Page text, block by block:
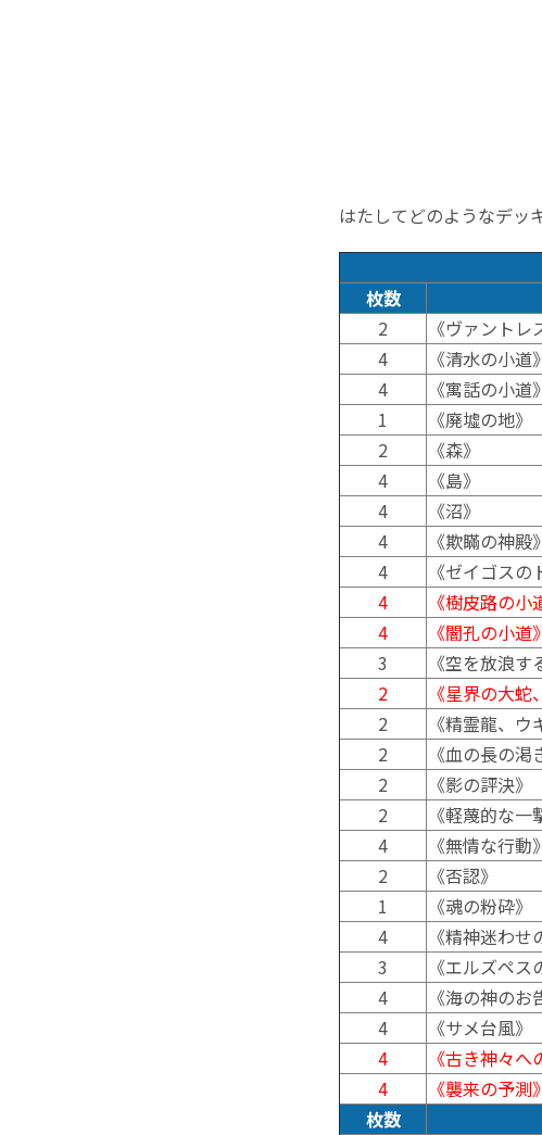
はたしてどのようなデッ
枚数
2
《ヴァントレ
4
《清水の小道》
4
《寓話の小道》
1
《廃墟の地》
2
《森》
4
《島》
4
《沼》
4
《欺瞞の神殿》
4
《ゼイゴスの
4
《樹皮路の小
4
《闇孔の小道》
3
《空を放浪す
2
《星界の大蛇
2
《精霊龍、ウ
2
《血の長の渇
2
《影の評決》
2
《軽蔑的な一
4
《無情な行動》
2
《否認》
1
《魂の粉砕》
4
《精神迷わせ
3
《エルズペス
4
《海の神のお
4
《サメ台風》
4
《古き神々へ
4
《襲来の予測》
枚数